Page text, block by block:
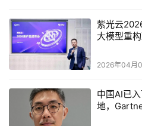
在上线后就马上出售，也能获
Startup的成功不是偶然。木木
新项目。
从2020年以来，Gate.io对
苛的筛选和标准要求项目和投
紫光云
大模型重
2026年04月
中国AI已
地，